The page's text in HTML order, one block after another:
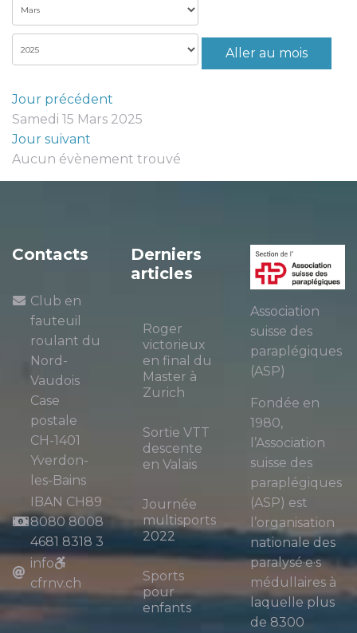
Aller au mois
Jour précédent
Samedi 15 Mars 2025
Jour suivant
Aucun évènement trouvé
Contacts
Club en
fauteuil
roulant du
Nord-
Vaudois
Case
postale
CH-1401
Yverdon-
les-Bains
IBAN CH89
8080 8008
4681 8318 3
info
cfrnv.ch
Derniers
articles
Roger
victorieux
en final du
Master à
Zurich
Sortie VTT
descente
en Valais
Journée
multisports
2022
Sports
pour
enfants
Association
suisse des
paraplégiques
(ASP)
Fondée en
1980,
l’Association
suisse des
paraplégiques
(ASP) est
l’organisation
nationale des
paralysé·e·s
médullaires à
laquelle plus
de 8300